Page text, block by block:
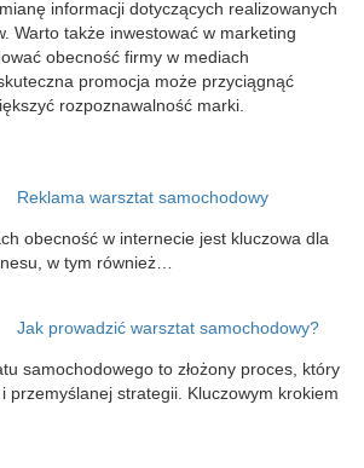
informacji dotyczących realizowanych
Warto także inwestować w marketing
obecność firmy w mediach
promocja może przyciągnąć
rozpoznawalność marki.
Reklama warsztat samochodowy
obecność w internecie jest kluczowa dla
w tym również…
Jak prowadzić warsztat samochodowy?
samochodowego to złożony proces, który
przemyślanej strategii. Kluczowym krokiem